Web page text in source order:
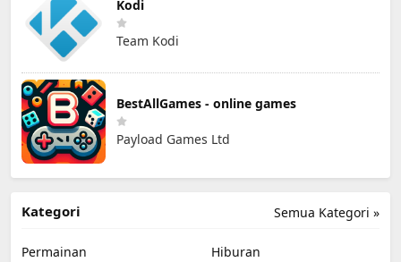
Kodi
Team Kodi
BestAllGames - online games
Payload Games Ltd
Semua Kategori »
Kategori
Permainan
Hiburan